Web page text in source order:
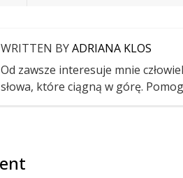
WRITTEN BYADRIANA KLOS
Od zawsze interesuje mnie
słowa, które ciągną w górę.